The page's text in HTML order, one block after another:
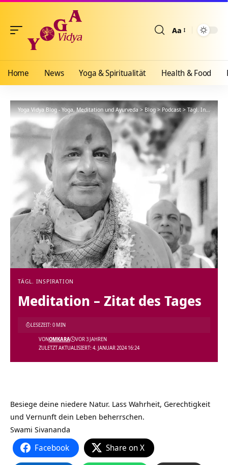
Aa
Home News Yoga & Spiritualität Health & Food
Yoga Vidya Blog - Yoga, Meditation und Ayurveda > Blog > Podcast>Tägl. Inspiration
TÄGL. INSPIRATION
Meditation – Zitat des Tages
ZULETZT AKTUALISIERT: 4. JANUAR 2024 16:24
VONOMKARA VOR 3 JAHREN
LESEZEIT: 0 MIN
Besiege deine niedere Natur. Lass Wahrheit, Gerechtigkeit
und Vernunft dein Leben beherrschen.
Swami Sivananda
Facebook Share on X